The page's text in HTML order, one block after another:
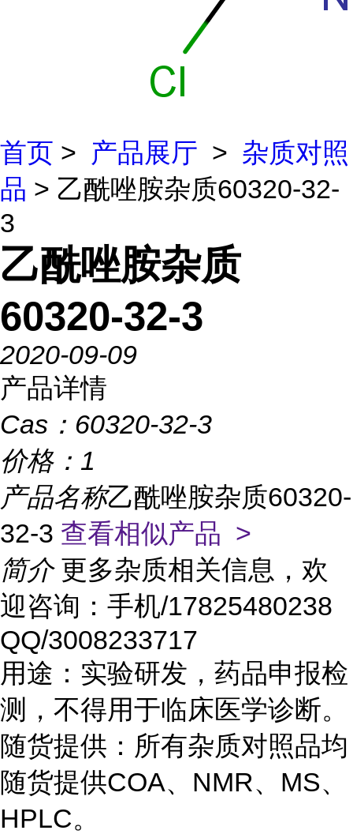
首页 > 产品展厅 > 杂质对照
品 > 乙酰唑胺杂质60320-32-
3
乙酰唑胺杂质
60320-32-3
2020-09-09
产品详情
Cas： 60320-32-3
价格： 1
产品名称乙酰唑胺杂质60320-
32-3 查看相似产品 >
简介 更多杂质相关信息，欢
迎咨询：手机/17825480238
QQ/3008233717
用途：实验研发，药品申报检
测，不得用于临床医学诊断。
随货提供：所有杂质对照品均
随货提供COA、NMR、MS、
HPLC。